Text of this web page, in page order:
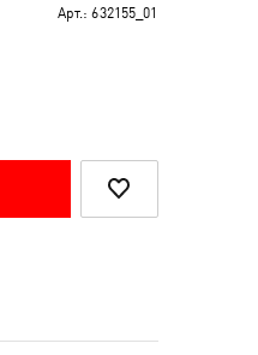
Арт.: 632155_01